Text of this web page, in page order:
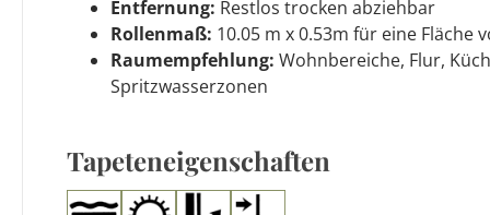
Entfernung: Restlos trocken abziehbar
Rollenmaß: 10.05 m x 0.53m für eine Fläche
Raumempfehlung: Wohnbereiche, Flur,
Spritzwasserzonen
Tapeteneigenschaften